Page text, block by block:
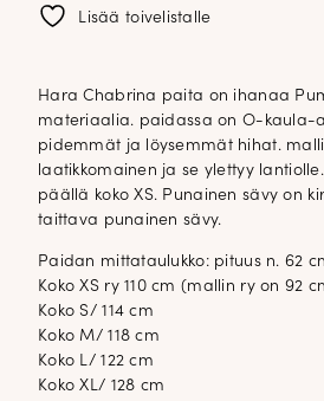
paita;Lisää toivelistalle
Hara Chabrina paita on ihanaa
materiaalia. paidassa on O-kaula-
pidemmät ja löysemmät hihat.
laatikkomainen ja se ylettyy
päällä koko XS. Punainen sävy on
taittava punainen sävy.
Paidan mittataulukko: pituus n. 62
Koko XS ry 110 cm (mallin ry on 92
Koko S/ 114 cm
Koko M/ 118 cm
Koko L/ 122 cm
Koko XL/ 128 cm